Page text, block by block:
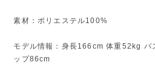
素材：ポリエステル100%
モデル情報：身長166cm 体重52kg バ
ップ86cm